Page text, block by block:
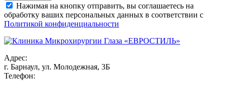
Нажимая на кнопку отправить, вы соглашаетесь на
обработку ваших персональных данных в соответствии с
Политикой конфиденциальности
Адрес:
г. Барнаул, ул. Молодежная, 3Б
Телефон: